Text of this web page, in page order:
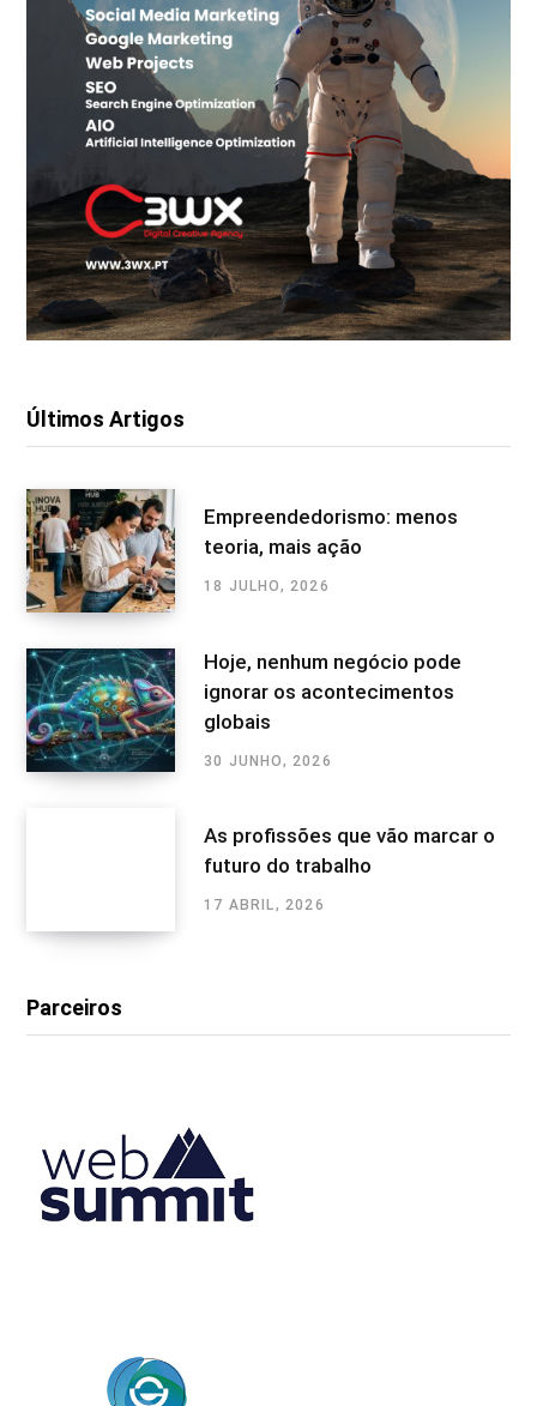
Últimos Artigos
Empreendedorismo: menos
teoria, mais ação
18 JULHO, 2026
Hoje, nenhum negócio pode
ignorar os acontecimentos
globais
30 JUNHO, 2026
As profissões que vão marcar o
futuro do trabalho
17 ABRIL, 2026
Parceiros